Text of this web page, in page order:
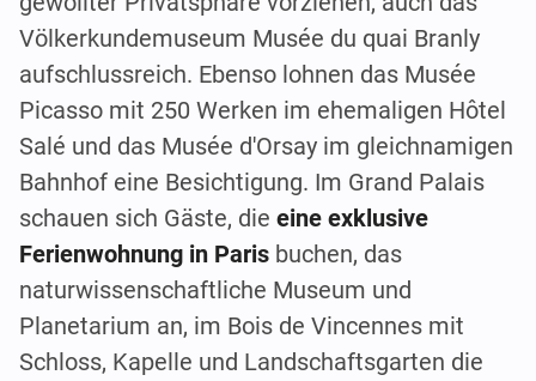
Völkerkundemuseum Musée du quai Branly
aufschlussreich. Ebenso lohnen das Musée
Picasso mit 250 Werken im ehemaligen Hôtel
Salé und das Musée d'Orsay im gleichnamigen
Bahnhof eine Besichtigung. Im Grand Palais
schauen sich Gäste, die eine exklusive
Ferienwohnung in Paris buchen, das
naturwissenschaftliche Museum und
Planetarium an, im Bois de Vincennes mit
Schloss, Kapelle und Landschaftsgarten die